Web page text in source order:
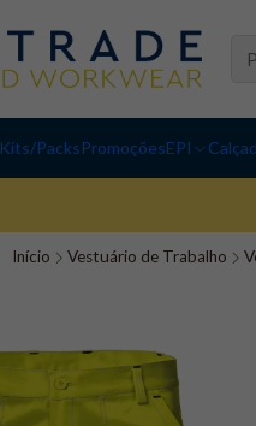
Kits/PacksPromoçõesEPI
Início Vestuário de Trabalho